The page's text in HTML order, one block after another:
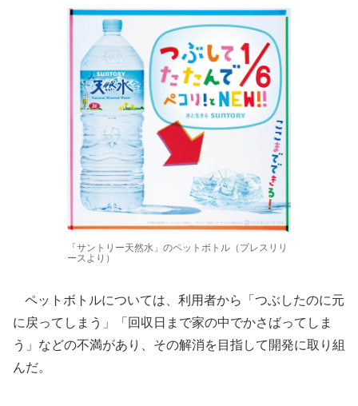
「サントリー天然水」のペットボトル（プレスリリ
ースより）
ペットボトルについては、利用者から「つぶしたのに元
に戻ってしまう」「回収日まで家の中でかさばってしま
う」などの不満があり、その解消を目指して開発に取り組
んだ。